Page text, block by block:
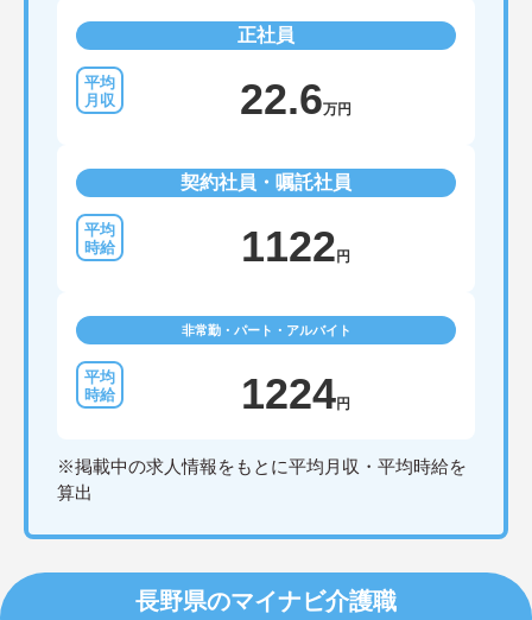
正社員
22.6万円
契約社員・嘱託社員
1122 円
非常勤・パート・アルバイト
1224円
※掲載中の求人情報をもとに平均月収・平均時給を
算出
長野県のマイナビ介護職